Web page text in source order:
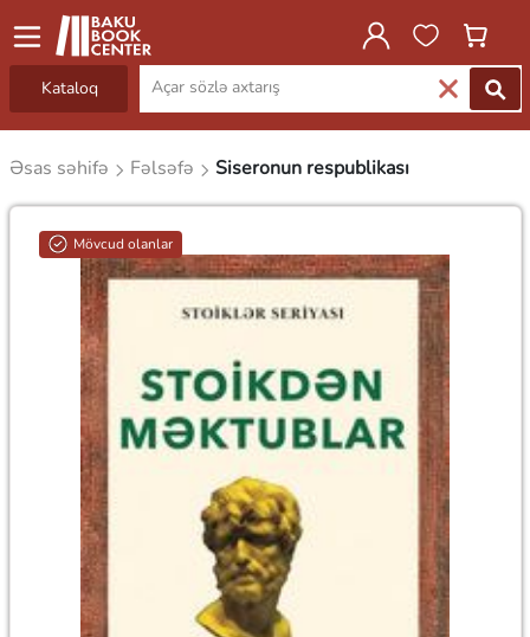
Kataloq
Əsas səhifə Fəlsəfə Siseronun respublikası
Mövcud olanlar